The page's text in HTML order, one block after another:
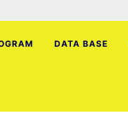
DATA BASE